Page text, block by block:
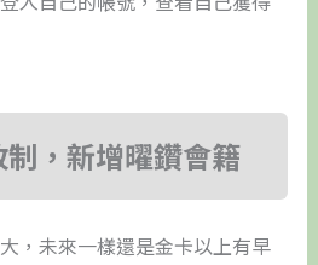
，新增曜鑽會籍
，未來一樣還是金卡以上有早